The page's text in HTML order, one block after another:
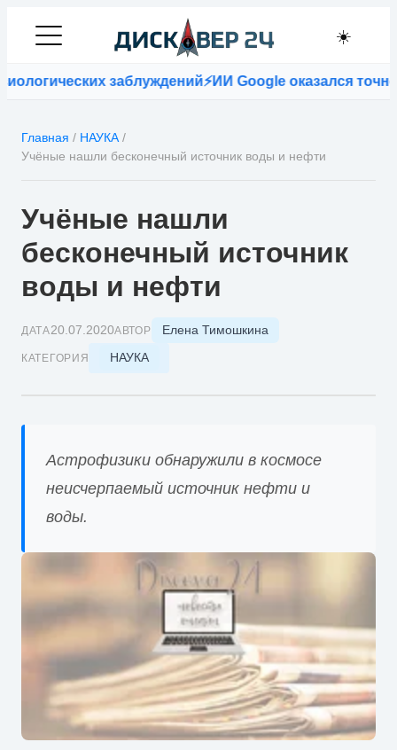
☀️
заблуждений⚡ИИ Google оказался точнее
Главная / НАУКА /
Учёные нашли бесконечный источник воды и нефти
Учёные нашли
бесконечный источник
воды и нефти
ДАТА20.07.2020АВТОР Елена Тимошкина
КАТЕГОРИЯ НАУКА
Астрофизики обнаружили в космосе
неисчерпаемый источник нефти и
воды.